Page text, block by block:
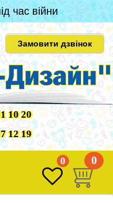
час війни
Замовити дзвінок
10 20
12 19
0 0